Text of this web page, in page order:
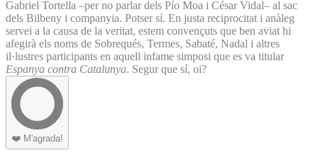
Gabriel Tortella –per no parlar dels Pío Moa i César Vidal– al sac
dels Bilbeny i companyia. Potser sí. En justa reciprocitat i anàleg
servei a la causa de la veritat, estem convençuts que ben aviat hi
afegirà els noms de Sobrequés, Termes, Sabaté, Nadal i altres
il·lustres participants en aquell infame simposi que es va titular
Espanya contra Catalunya. Segur que sí, oi?
❤️ M'agrada!